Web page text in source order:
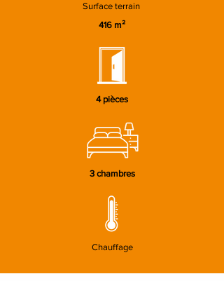
Surface terrain
416 m²
4 pièces
3 chambres
Chauffage